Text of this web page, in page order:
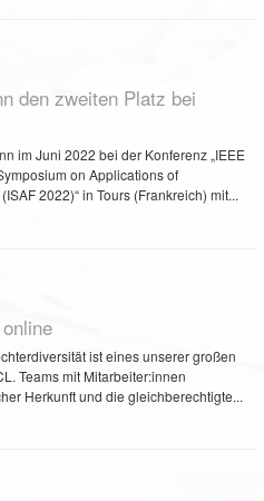
den zweiten Platz bei
im Juni 2022 bei der Konferenz „IEEE
on Applications of
2022)“ in Tours (Frankreich) mit...
ist eines unserer großen
Teams mit Mitarbeiter:innen
Herkunft und die gleichberechtigte...